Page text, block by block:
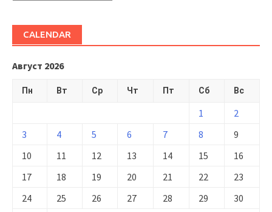
CALENDAR
Август 2026
Пн Вт Ср Чт Пт Сб Вс
1
2
3
4 5 6 7 8
9
10
11 12 13 14 15
16
17
18 19 20 21 22
23
24
25 26 27 28 29
30